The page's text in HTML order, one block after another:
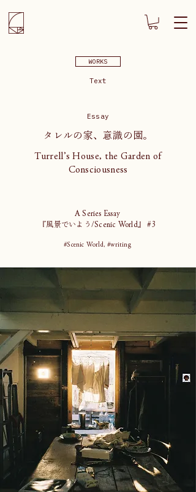
WORKS
Text
Essay
タレルの家、意識の園。
Turrell’s House, the Garden of
Consciousness
A Series Essay
『風景でいよう/Scenic World』 #3
#Scenic World, #writing